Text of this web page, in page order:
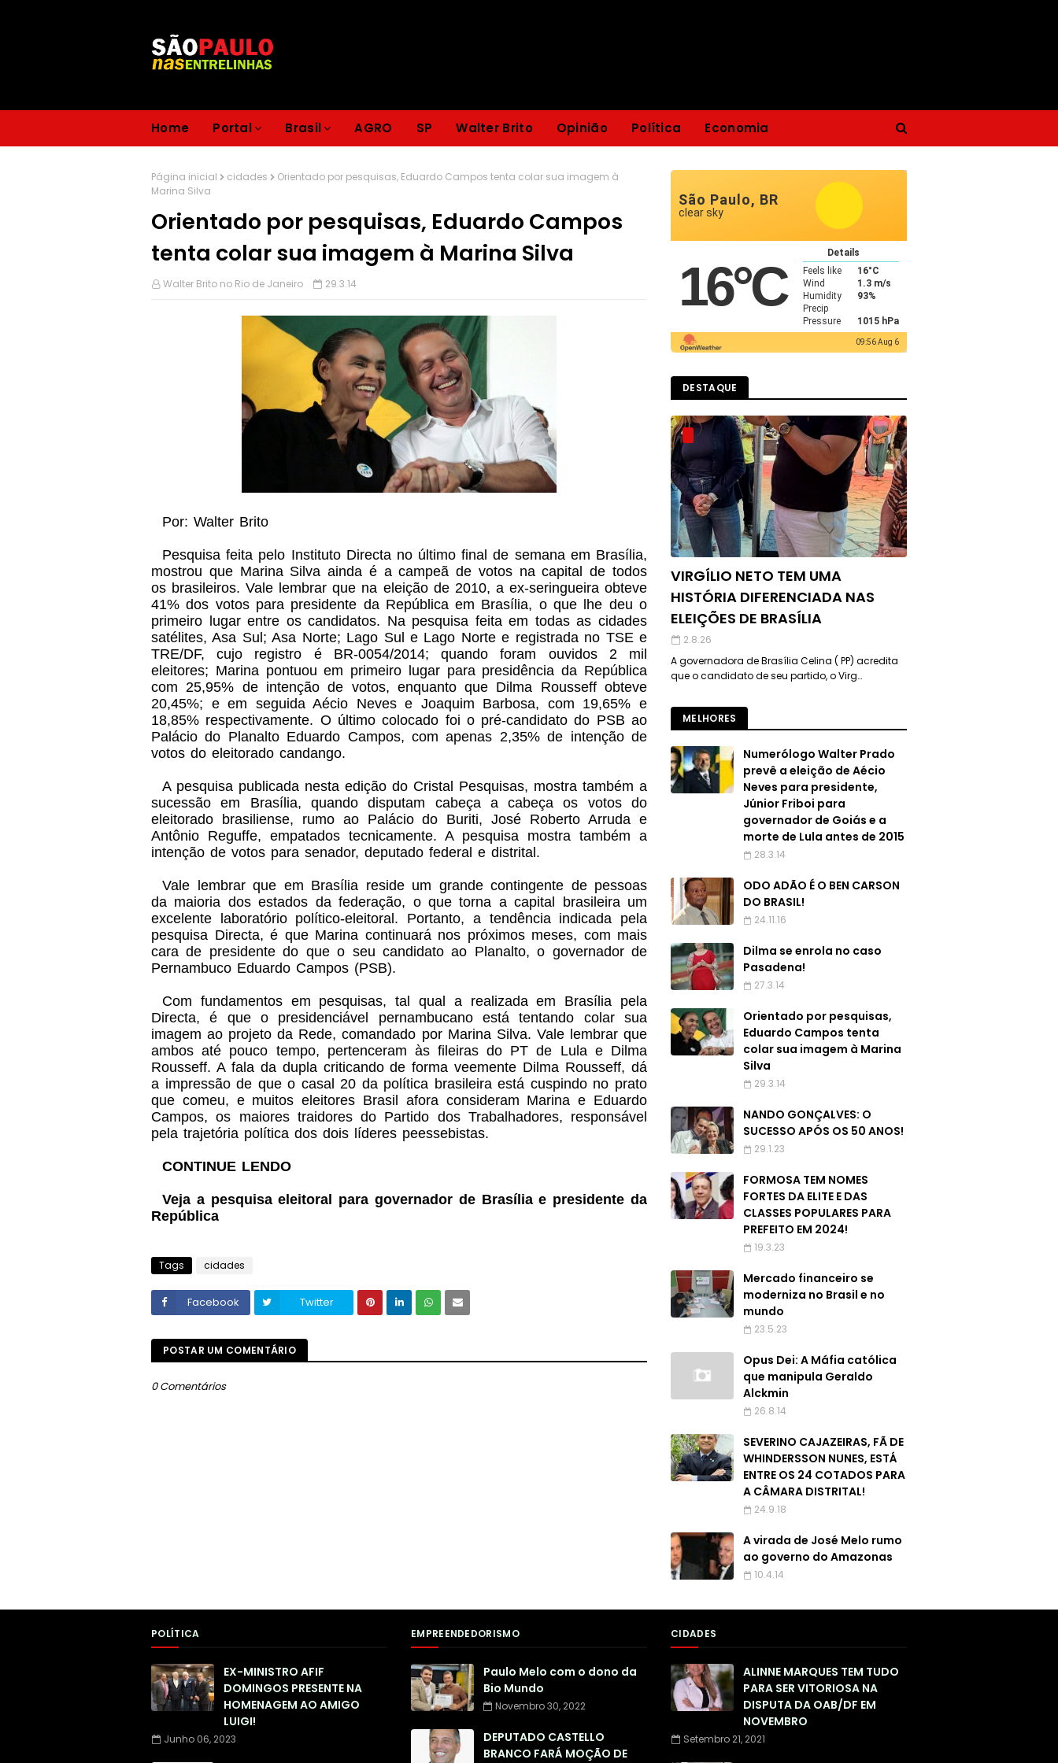
Home Portal Brasil AGRO SP Walter Brito Opinião Política Economia
Página inicial cidades
Orientado por pesquisas, Eduardo Campos tenta colar sua imagem à
Marina Silva
Orientado por pesquisas, Eduardo Campos
tenta colar sua imagem à Marina Silva
Walter Brito no Rio de Janeiro 29.3.14
Por: Walter Brito
Pesquisa feita pelo Instituto Directa no último final de semana em Brasília,
mostrou que Marina Silva ainda é a campeã de votos na capital de todos
os brasileiros. Vale lembrar que na eleição de 2010, a ex-seringueira obteve
41% dos votos para presidente da República em Brasília, o que lhe deu o
primeiro lugar entre os candidatos. Na pesquisa feita em todas as cidades
satélites, Asa Sul; Asa Norte; Lago Sul e Lago Norte e registrada no TSE e
TRE/DF, cujo registro é BR-0054/2014; quando foram ouvidos 2 mil
eleitores; Marina pontuou em primeiro lugar para presidência da República
com 25,95% de intenção de votos, enquanto que Dilma Rousseff obteve
20,45%; e em seguida Aécio Neves e Joaquim Barbosa, com 19,65% e
18,85% respectivamente. O último colocado foi o pré-candidato do PSB ao
Palácio do Planalto Eduardo Campos, com apenas 2,35% de intenção de
votos do eleitorado candango.
A pesquisa publicada nesta edição do Cristal Pesquisas, mostra também a
sucessão em Brasília, quando disputam cabeça a cabeça os votos do
eleitorado brasiliense, rumo ao Palácio do Buriti, José Roberto Arruda e
Antônio Reguffe, empatados tecnicamente. A pesquisa mostra também a
intenção de votos para senador, deputado federal e distrital.
Vale lembrar que em Brasília reside um grande contingente de pessoas
da maioria dos estados da federação, o que torna a capital brasileira um
excelente laboratório político-eleitoral. Portanto, a tendência indicada pela
pesquisa Directa, é que Marina continuará nos próximos meses, com mais
cara de presidente do que o seu candidato ao Planalto, o governador de
Pernambuco Eduardo Campos (PSB).
Com fundamentos em pesquisas, tal qual a realizada em Brasília pela
Directa, é que o presidenciável pernambucano está tentando colar sua
imagem ao projeto da Rede, comandado por Marina Silva. Vale lembrar que
ambos até pouco tempo, pertenceram às fileiras do PT de Lula e Dilma
Rousseff. A fala da dupla criticando de forma veemente Dilma Rousseff, dá
a impressão de que o casal 20 da política brasileira está cuspindo no prato
que comeu, e muitos eleitores Brasil afora consideram Marina e Eduardo
Campos, os maiores traidores do Partido dos Trabalhadores, responsável
pela trajetória política dos dois líderes peessebistas.
CONTINUE LENDO
Veja a pesquisa eleitoral para governador de Brasília e presidente da
República
Tags cidades
Facebook Twitter
POSTAR UM COMENTÁRIO
0 Comentários
São Paulo, BR
clear sky
16°C
Details
Feels like
16°C
Wind
1.3 m/s
Humidity
93%
Precip
Pressure
1015 hPa
09:56 Aug 6
DESTAQUE
VIRGÍLIO NETO TEM UMA
HISTÓRIA DIFERENCIADA NAS
ELEIÇÕES DE BRASÍLIA
2.8.26
A governadora de Brasília Celina ( PP) acredita
que o candidato de seu partido, o Virg…
MELHORES
Numerólogo Walter Prado
prevê a eleição de Aécio
Neves para presidente,
Júnior Friboi para
governador de Goiás e a
morte de Lula antes de 2015
28.3.14
ODO ADÃO É O BEN CARSON
DO BRASIL!
24.11.16
Dilma se enrola no caso
Pasadena!
27.3.14
Orientado por pesquisas,
Eduardo Campos tenta
colar sua imagem à Marina
Silva
29.3.14
NANDO GONÇALVES: O
SUCESSO APÓS OS 50 ANOS!
29.1.23
FORMOSA TEM NOMES
FORTES DA ELITE E DAS
CLASSES POPULARES PARA
PREFEITO EM 2024!
19.3.23
Mercado financeiro se
moderniza no Brasil e no
mundo
23.5.23
Opus Dei: A Máfia católica
que manipula Geraldo
Alckmin
26.8.14
SEVERINO CAJAZEIRAS, FÃ DE
WHINDERSSON NUNES, ESTÁ
ENTRE OS 24 COTADOS PARA
A CÂMARA DISTRITAL!
24.9.18
A virada de José Melo rumo
ao governo do Amazonas
10.4.14
POLÍTICA
EX-MINISTRO AFIF
DOMINGOS PRESENTE NA
HOMENAGEM AO AMIGO
LUIGI!
Junho 06, 2023
EMPREENDEDORISMO
Paulo Melo com o dono da
Bio Mundo
Novembro 30, 2022
DEPUTADO CASTELLO
BRANCO FARÁ MOÇÃO DE
CIDADES
ALINNE MARQUES TEM TUDO
PARA SER VITORIOSA NA
DISPUTA DA OAB/DF EM
NOVEMBRO
Setembro 21, 2021